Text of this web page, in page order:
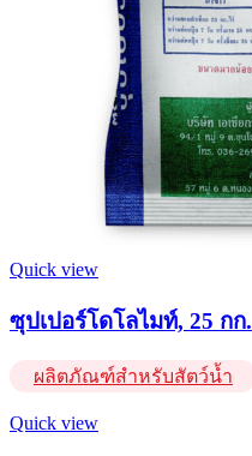
Quick view
ซุปเปอร์โดโลไมท์, 25 กก.
ผลิตภัณฑ์สำหรับสัตว์น้ำ
Quick view